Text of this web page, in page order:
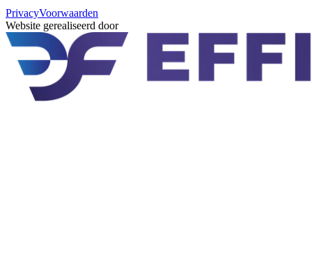
PrivacyVoorwaarden
Website gerealiseerd door